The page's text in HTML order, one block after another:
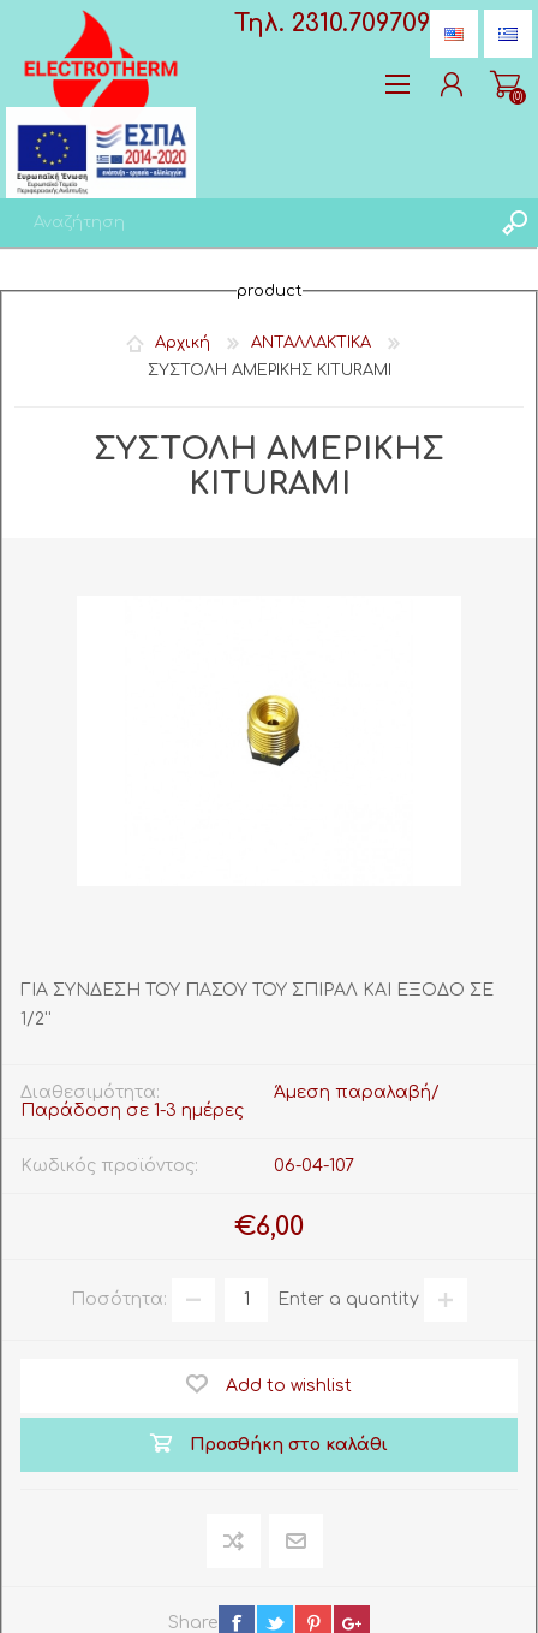
Τηλ. 2310.709709
Αγαπημένα
(0)
(0)
product
Αρχική
ΑΝΤΑΛΛΑΚΤΙΚΑ
ΣΥΣΤΟΛΗ ΑΜΕΡΙΚΗΣ KITURAMI
ΣΥΣΤΟΛΗ ΑΜΕΡΙΚΗΣ
KITURAMI
ΓΙΑ ΣΥΝΔΕΣΗ ΤΟΥ ΠΑΣΟΥ ΤΟΥ ΣΠΙΡΑΛ ΚΑΙ ΕΞΟΔΟ ΣΕ
1/2''
Διαθεσιμότητα:
Άμεση παραλαβή/
Παράδοση σε 1-3 ημέρες
Κωδικός προϊόντος: 06-04-107
€6,00
Ποσότητα: Enter a quantity
Add to wishlist
Προσθήκη στο καλάθι
Share